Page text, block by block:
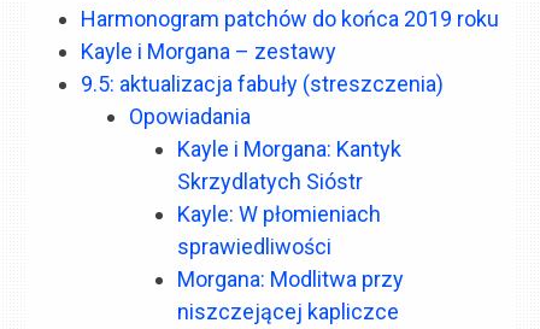
Harmonogram patchów do końca 2019 roku
Kayle i Morgana – zestawy
9.5: aktualizacja fabuły (streszczenia)
Opowiadania
Kayle i Morgana: Kantyk
Skrzydlatych Sióstr
Kayle: W płomieniach
sprawiedliwości
Morgana: Modlitwa przy
niszczejącej kapliczce